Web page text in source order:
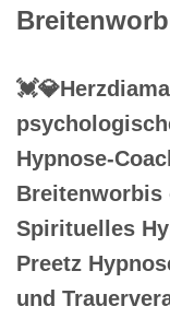
Hypnose-
Spirituelles
Preetz
und